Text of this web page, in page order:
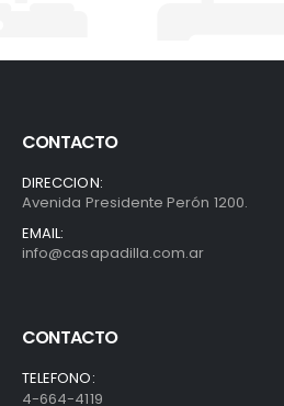
CONTACTO
DIRECCION:
Avenida Presidente Perón 1200.
EMAIL:
info@casapadilla.com.ar
CONTACTO
TELEFONO:
4-664-4119